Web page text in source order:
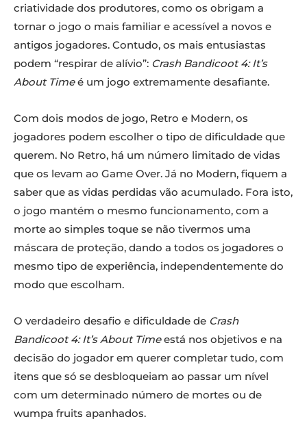
criatividade dos produtores, como os obrigam a
tornar o jogo o mais familiar e acessível a novos e
antigos jogadores. Contudo, os mais entusiastas
podem “respirar de alívio”: Crash Bandicoot 4: It’s
About Timeé um jogo extremamente desafiante.
Com dois modos de jogo, Retro e Modern, os
jogadores podem escolher o tipo de dificuldade que
querem. No Retro, há um número limitado de vidas
que os levam ao Game Over. Já no Modern, fiquem a
saber que as vidas perdidas vão acumulado. Fora isto,
o jogo mantém o mesmo funcionamento, com a
morte ao simples toque se não tivermos uma
máscara de proteção, dando a todos os jogadores o
mesmo tipo de experiência, independentemente do
modo que escolham.
O verdadeiro desafio e dificuldade de Crash
Bandicoot 4: It’s About Timeestá nos objetivos e na
decisão do jogador em querer completar tudo, com
itens que só se desbloqueiam ao passar um nível
com um determinado número de mortes ou de
wumpa fruits apanhados.